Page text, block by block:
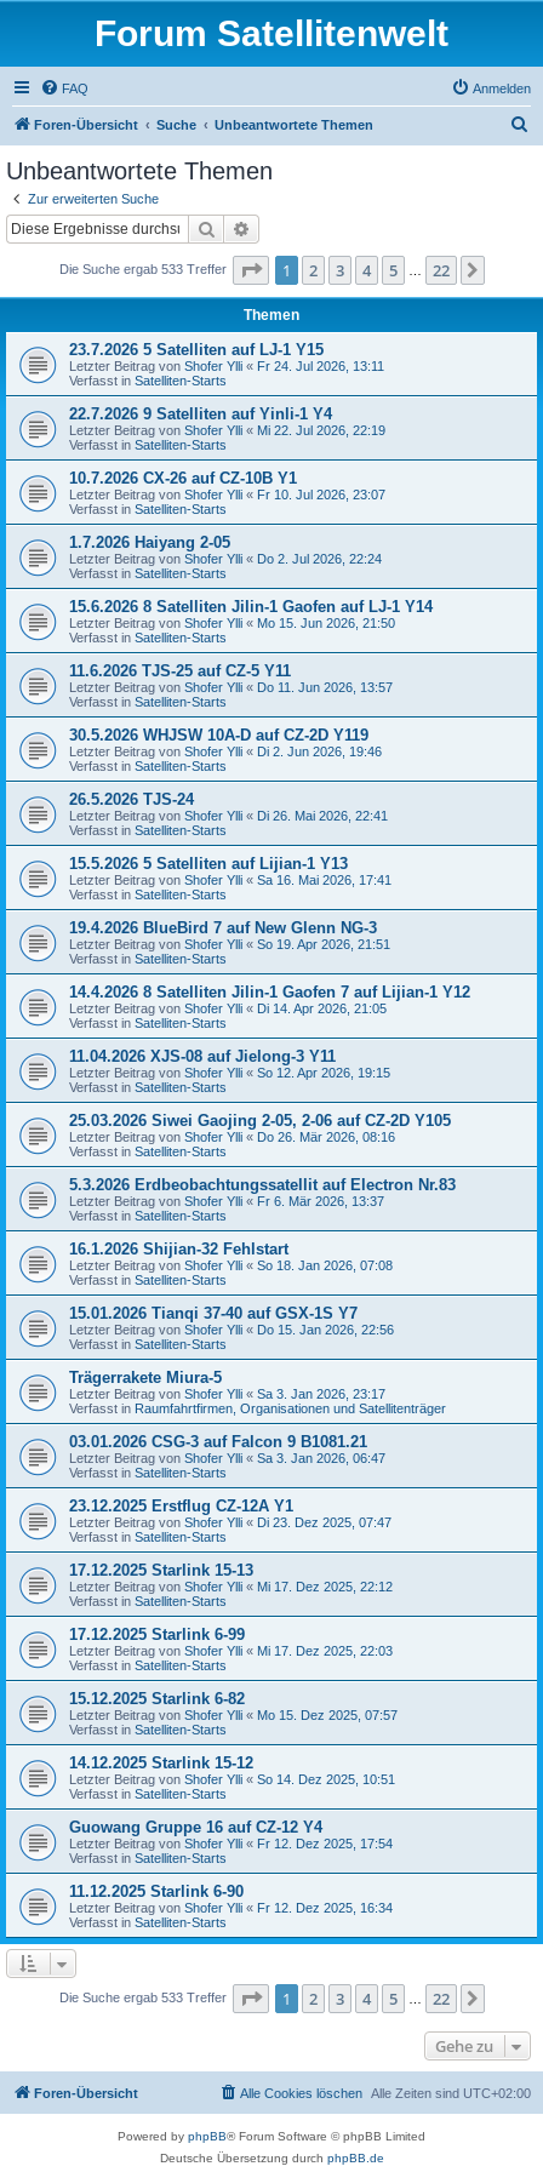
Forum Satellitenwelt
FAQ Anmelden
Foren-Übersicht Suche Unbeantwortete Themen
Unbeantwortete Themen
Zur erweiterten Suche
Suche
Die Suche ergab 533 Treffer Seite 1von 22
1 2 3 4 5 22
Themen
23.7.2026 5 Satelliten auf LJ-1 Y15
Letzter Beitrag von Shofer Ylli « Fr 24. Jul 2026, 13:11
Verfasst in Satelliten-Starts
22.7.2026 9 Satelliten auf Yinli-1 Y4
Letzter Beitrag von Shofer Ylli « Mi 22. Jul 2026, 22:19
Verfasst in Satelliten-Starts
10.7.2026 CX-26 auf CZ-10B Y1
Letzter Beitrag von Shofer Ylli « Fr 10. Jul 2026, 23:07
Verfasst in Satelliten-Starts
1.7.2026 Haiyang 2-05
Letzter Beitrag von Shofer Ylli « Do 2. Jul 2026, 22:24
Verfasst in Satelliten-Starts
15.6.2026 8 Satelliten Jilin-1 Gaofen auf LJ-1 Y14
Letzter Beitrag von Shofer Ylli « Mo 15. Jun 2026, 21:50
Verfasst in Satelliten-Starts
11.6.2026 TJS-25 auf CZ-5 Y11
Letzter Beitrag von Shofer Ylli « Do 11. Jun 2026, 13:57
Verfasst in Satelliten-Starts
30.5.2026 WHJSW 10A-D auf CZ-2D Y119
Letzter Beitrag von Shofer Ylli « Di 2. Jun 2026, 19:46
Verfasst in Satelliten-Starts
26.5.2026 TJS-24
Letzter Beitrag von Shofer Ylli « Di 26. Mai 2026, 22:41
Verfasst in Satelliten-Starts
15.5.2026 5 Satelliten auf Lijian-1 Y13
Letzter Beitrag von Shofer Ylli « Sa 16. Mai 2026, 17:41
Verfasst in Satelliten-Starts
19.4.2026 BlueBird 7 auf New Glenn NG-3
Letzter Beitrag von Shofer Ylli « So 19. Apr 2026, 21:51
Verfasst in Satelliten-Starts
14.4.2026 8 Satelliten Jilin-1 Gaofen 7 auf Lijian-1 Y12
Letzter Beitrag von Shofer Ylli « Di 14. Apr 2026, 21:05
Verfasst in Satelliten-Starts
11.04.2026 XJS-08 auf Jielong-3 Y11
Letzter Beitrag von Shofer Ylli « So 12. Apr 2026, 19:15
Verfasst in Satelliten-Starts
25.03.2026 Siwei Gaojing 2-05, 2-06 auf CZ-2D Y105
Letzter Beitrag von Shofer Ylli « Do 26. Mär 2026, 08:16
Verfasst in Satelliten-Starts
5.3.2026 Erdbeobachtungssatellit auf Electron Nr.83
Letzter Beitrag von Shofer Ylli « Fr 6. Mär 2026, 13:37
Verfasst in Satelliten-Starts
16.1.2026 Shijian-32 Fehlstart
Letzter Beitrag von Shofer Ylli « So 18. Jan 2026, 07:08
Verfasst in Satelliten-Starts
15.01.2026 Tianqi 37-40 auf GSX-1S Y7
Letzter Beitrag von Shofer Ylli « Do 15. Jan 2026, 22:56
Verfasst in Satelliten-Starts
Trägerrakete Miura-5
Letzter Beitrag von Shofer Ylli « Sa 3. Jan 2026, 23:17
Verfasst in Raumfahrtfirmen, Organisationen und Satellitenträger
03.01.2026 CSG-3 auf Falcon 9 B1081.21
Letzter Beitrag von Shofer Ylli « Sa 3. Jan 2026, 06:47
Verfasst in Satelliten-Starts
23.12.2025 Erstflug CZ-12A Y1
Letzter Beitrag von Shofer Ylli « Di 23. Dez 2025, 07:47
Verfasst in Satelliten-Starts
17.12.2025 Starlink 15-13
Letzter Beitrag von Shofer Ylli « Mi 17. Dez 2025, 22:12
Verfasst in Satelliten-Starts
17.12.2025 Starlink 6-99
Letzter Beitrag von Shofer Ylli « Mi 17. Dez 2025, 22:03
Verfasst in Satelliten-Starts
15.12.2025 Starlink 6-82
Letzter Beitrag von Shofer Ylli « Mo 15. Dez 2025, 07:57
Verfasst in Satelliten-Starts
14.12.2025 Starlink 15-12
Letzter Beitrag von Shofer Ylli « So 14. Dez 2025, 10:51
Verfasst in Satelliten-Starts
Guowang Gruppe 16 auf CZ-12 Y4
Letzter Beitrag von Shofer Ylli « Fr 12. Dez 2025, 17:54
Verfasst in Satelliten-Starts
11.12.2025 Starlink 6-90
Letzter Beitrag von Shofer Ylli « Fr 12. Dez 2025, 16:34
Verfasst in Satelliten-Starts
Die Suche ergab 533 Treffer Seite 1von 22
1 2 3 4 5 22
Gehe zu
Foren-Übersicht Alle Zeiten sind UTC+02:00
Alle Cookies löschen
Powered by phpBB® Forum Software © phpBB Limited
Deutsche Übersetzung durch phpBB.de